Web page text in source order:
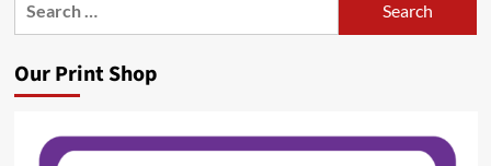
Our Print Shop